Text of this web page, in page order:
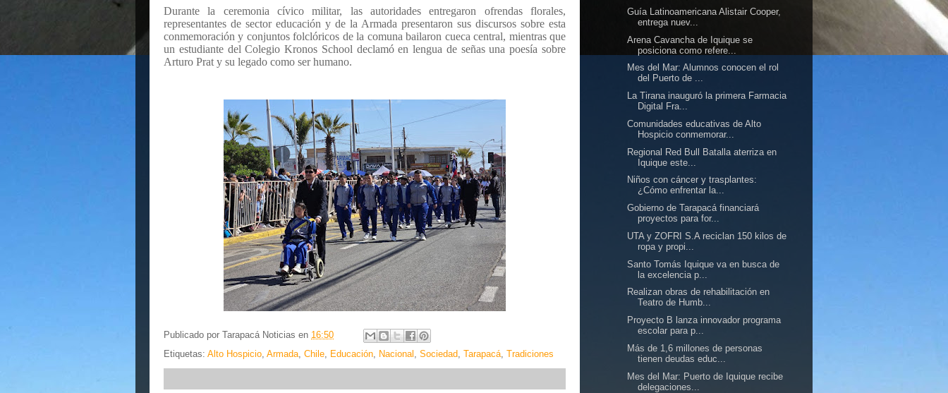
Durante la ceremonia cívico militar, las autoridades entregaron ofrendas florales,
representantes de sector educación y de la Armada presentaron sus discursos sobre esta
conmemoración y conjuntos folclóricos de la comuna bailaron cueca central, mientras que
un estudiante del Colegio Kronos School declamó en lengua de señas una poesía sobre
Arturo Prat y su legado como ser humano.
Publicado por Tarapacá Noticias en 16:50
Etiquetas: Alto Hospicio Armada Chile Educación Nacional Sociedad Tarapacá Tradiciones
Guía Latinoamericana Alistair Cooper,
entrega nuev...
Arena Cavancha de Iquique se
posiciona como refere...
Mes del Mar: Alumnos conocen el rol
del Puerto de ...
La Tirana inauguró la primera Farmacia
Digital Fra...
Comunidades educativas de Alto
Hospicio conmemorar...
Regional Red Bull Batalla aterriza en
Iquique este...
Niños con cáncer y trasplantes:
¿Cómo enfrentar la...
Gobierno de Tarapacá financiará
proyectos para for...
UTA y ZOFRI S.A reciclan 150 kilos de
ropa y propi...
Santo Tomás Iquique va en busca de
la excelencia p...
Realizan obras de rehabilitación en
Teatro de Humb...
Proyecto B lanza innovador programa
escolar para p...
Más de 1,6 millones de personas
tienen deudas educ...
Mes del Mar: Puerto de Iquique recibe
delegaciones...